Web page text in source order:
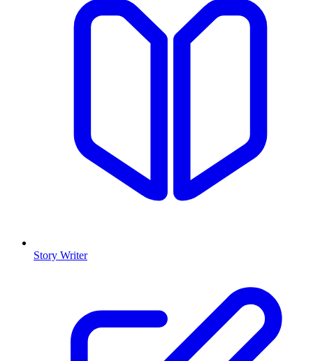
Story Writer